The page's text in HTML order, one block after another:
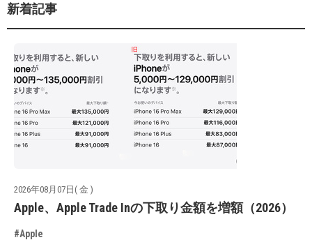
新着記事
2026年08月07日( 金 )
Apple、Apple Trade Inの下取り金額を増額（2026）
#Apple